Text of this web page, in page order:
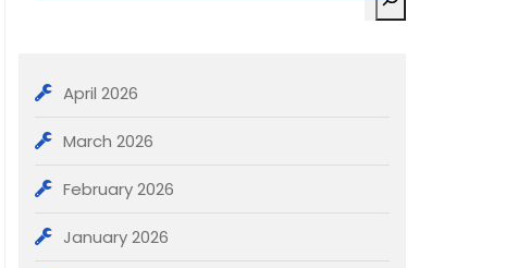
April 2026
March 2026
February 2026
January 2026